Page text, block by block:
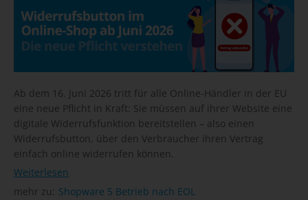
Ab dem 16. Juni 2026 tritt für alle Online-Händler in der EU
eine neue Pflicht in Kraft: Sie müssen auf ihrer Website eine
digitale Widerrufsfunktion bereitstellen – also einen
Widerrufsbutton, über den Verbraucher ihren Vertrag
einfach online widerrufen können.
Weiterlesen
mehr zu: Shopware 5 Betrieb nach EOL